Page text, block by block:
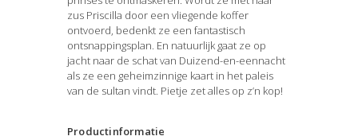
zus Priscilla door een vliegende koffer
ontvoerd, bedenkt ze een fantastisch
ontsnappingsplan. En natuurlijk gaat ze op
jacht naar de schat van Duizend-en-eennacht
als ze een geheimzinnige kaart in het paleis
van de sultan vindt. Pietje zet alles op z’n kop!
Productinformatie